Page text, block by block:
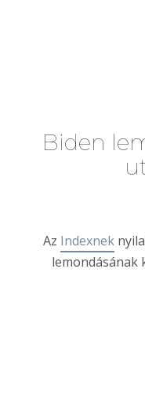
Biden
Az Indexnek
lemondásának